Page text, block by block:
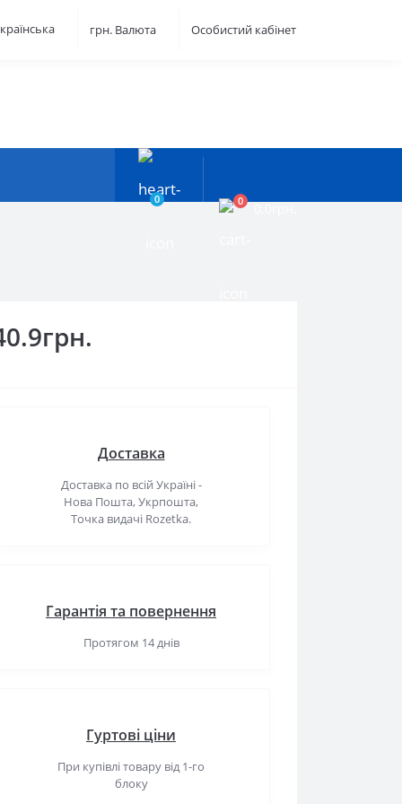
грн. Валюта Особистий кабінет
0 0
Доставка
Доставка по всій Україні -
Нова Пошта, Укрпошта,
Точка видачі Rozetka.
Гарантія та повернення
Протягом 14 днів
Гуртові ціни
При купівлі товару від 1-го
блоку